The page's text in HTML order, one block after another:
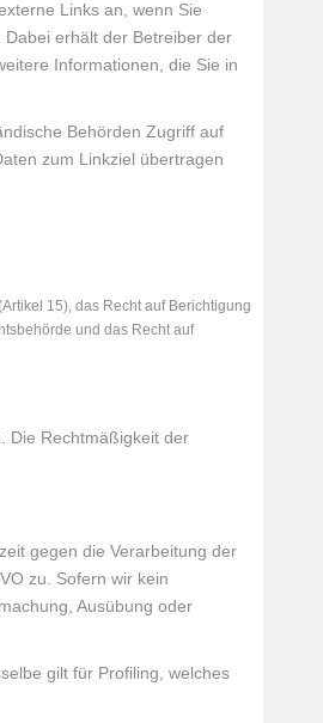
Links an, wenn Sie
erhält der Betreiber der
Informationen, die Sie in
Behörden Zugriff auf
zum Linkziel übertragen
15), das Recht auf Berichtigung
und das Recht auf
Die Rechtmäßigkeit der
gegen die Verarbeitung der
zu. Sofern wir kein
Ausübung oder
gilt für Profiling, welches